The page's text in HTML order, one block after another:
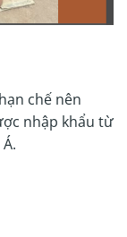
chế nên
nhập khẩu từ